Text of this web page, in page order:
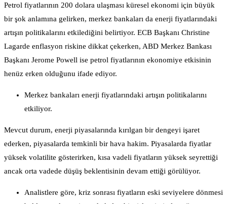
Petrol fiyatlarının 200 dolara ulaşması küresel ekonomi için büyük
bir şok anlamına gelirken, merkez bankaları da enerji fiyatlarındaki
artışın politikalarını etkilediğini belirtiyor. ECB Başkanı Christine
Lagarde enflasyon riskine dikkat çekerken, ABD Merkez Bankası
Başkanı Jerome Powell ise petrol fiyatlarının ekonomiye etkisinin
henüz erken olduğunu ifade ediyor.
Merkez bankaları enerji fiyatlarındaki artışın politikalarını
etkiliyor.
Mevcut durum, enerji piyasalarında kırılgan bir dengeyi işaret
ederken, piyasalarda temkinli bir hava hakim. Piyasalarda fiyatlar
yüksek volatilite gösterirken, kısa vadeli fiyatların yüksek seyrettiği
ancak orta vadede düşüş beklentisinin devam ettiği görülüyor.
Analistlere göre, kriz sonrası fiyatların eski seviyelere dönmesi